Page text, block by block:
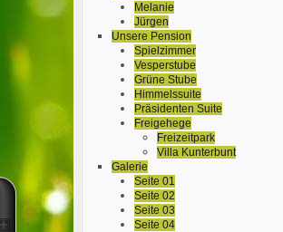
Melanie
Jürgen
Unsere Pension
Spielzimmer
Vesperstube
Grüne Stube
Himmelssuite
Präsidenten Suite
Freigehege
Freizeitpark
Villa Kunterbunt
Galerie
Seite 01
Seite 02
Seite 03
Seite 04